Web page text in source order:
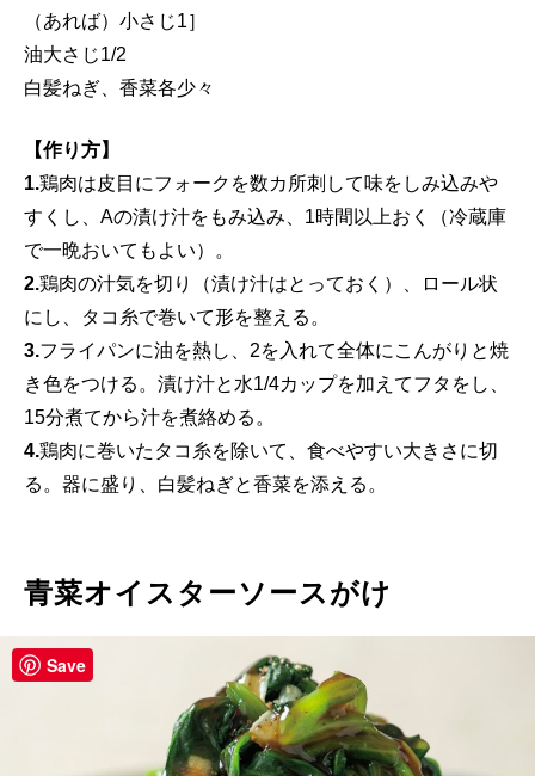
（あれば）小さじ1］
油大さじ1/2
白髪ねぎ、香菜各少々
【作り方】
1.鶏肉は皮目にフォークを数カ所刺して味をしみ込みや
すくし、Aの漬け汁をもみ込み、1時間以上おく（冷蔵庫
で一晩おいてもよい）。
2.鶏肉の汁気を切り（漬け汁はとっておく）、ロール状
にし、タコ糸で巻いて形を整える。
3.フライパンに油を熱し、2を入れて全体にこんがりと焼
き色をつける。漬け汁と水1/4カップを加えてフタをし、
15分煮てから汁を煮絡める。
4.鶏肉に巻いたタコ糸を除いて、食べやすい大きさに切
る。器に盛り、白髪ねぎと香菜を添える。
青菜オイスターソースがけ
Save